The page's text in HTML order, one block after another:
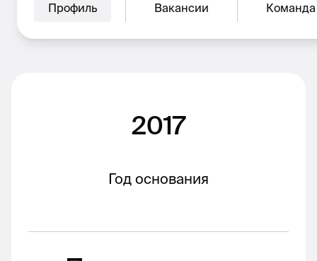
Профиль Вакансии Команда
2017
Год основания